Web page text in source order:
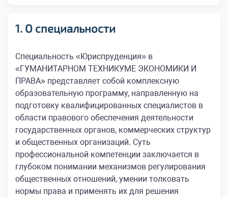
1. О специальности
Специальность «Юриспруденция» в
«ГУМАНИТАРНОМ ТЕХНИКУМЕ ЭКОНОМИКИ И
ПРАВА» представляет собой комплексную
образовательную программу, направленную на
подготовку квалифицированных специалистов в
области правового обеспечения деятельности
государственных органов, коммерческих структур
и общественных организаций. Суть
профессиональной компетенции заключается в
глубоком понимании механизмов регулирования
общественных отношений, умении толковать
нормы права и применять их для решения